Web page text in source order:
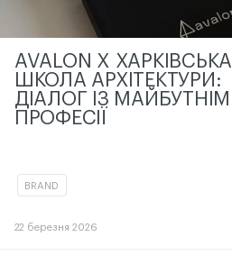
AVALON X ХАРКІВСЬКА
ШКОЛА АРХІТЕКТУРИ:
ДІАЛОГ ІЗ МАЙБУТНІМ
ПРОФЕСІЇ
BRAND
22 березня 2026